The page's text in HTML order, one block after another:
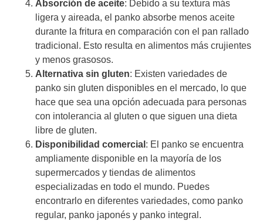
Absorción de aceite: Debido a su textura más
ligera y aireada, el panko absorbe menos aceite
durante la fritura en comparación con el pan rallado
tradicional. Esto resulta en alimentos más crujientes
y menos grasosos.
Alternativa sin gluten: Existen variedades de
panko sin gluten disponibles en el mercado, lo que
hace que sea una opción adecuada para personas
con intolerancia al gluten o que siguen una dieta
libre de gluten.
Disponibilidad comercial : El panko se encuentra
ampliamente disponible en la mayoría de los
supermercados y tiendas de alimentos
especializadas en todo el mundo. Puedes
encontrarlo en diferentes variedades, como panko
regular, panko japonés y panko integral.